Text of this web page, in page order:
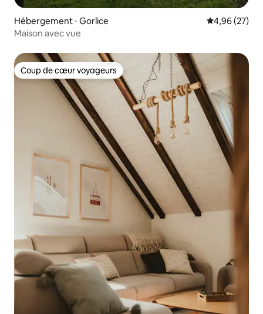
Hébergement ⋅ Gorlice Évaluation
4,96 (27)
Maison avec vue
Coup de cœur voyageurs
Coup de cœur voyageurs